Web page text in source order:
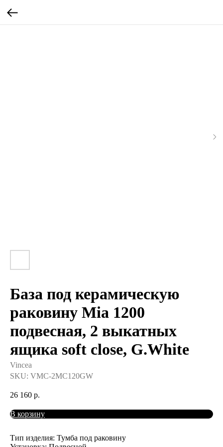
База под керамическую
раковину Mia 1200
подвесная, 2 выкатных
ящика soft close, G.White
Vincea
SKU: VMC-2MC120GW
26 160 р.
В корзину
Тип изделия: Тумба под раковину